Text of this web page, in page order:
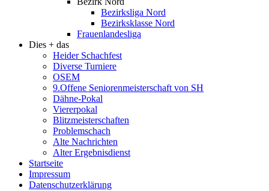
Bezirksliga Nord
Bezirksklasse Nord
Frauenlandesliga
Dies + das
Heider Schachfest
Diverse Turniere
OSEM
9.Offene Seniorenmeisterschaft von SH
Dähne-Pokal
Viererpokal
Blitzmeisterschaften
Problemschach
Alte Nachrichten
Alter Ergebnisdienst
Startseite
Impressum
Datenschutzerklärung